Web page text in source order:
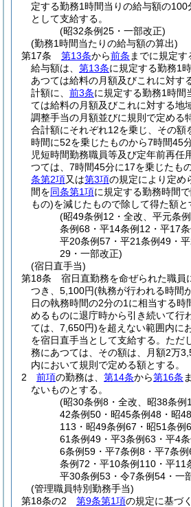
定する勤務1時間当りの給与額の100
として支給する。
(昭32条例25・一部改正)
(勤務1時間当たりの給与額の算出)
第17条
第13条から前条 までに規定
給与額は、 第13条に規定する勤務1
あつては給料の月額及びこれに対す
計額に、 前3条に規定する勤務1時間
ては給料の月額及びこれに対する地
調整手当の月額並びに規則で定める
合計額にそれぞれ12を乗じ、その額
時間に52を乗じたものから7時間45
児短時間勤務職員等及び定年前再任
つては、7時間45分に17を乗じたもの
条第2項又は第3項の規定により定め
間を同条第1項に規定する勤務時間
もの)を減じたもので除して得た額と
(昭49条例12・全改、平元条
条例68・平14条例12・平17
平20条例57・平21条例49・
29・一部改正)
(宿日直手当)
第18条
宿日直勤務を命ぜられた職員
つき、5,100円(執務が行われる時間
日の執務時間の2分の1に相当する時
めるものに退庁時から引き続いて行
ては、7,650円)を超えない範囲内に
を宿日直手当として支給する。 ただ
務にあつては、その額は、月額2万
内において規則で定める額とする。
2
前項の勤務は、 第14条から第16条
ないものとする。
(昭30条例8・全改、昭38条例
42条例50・昭45条例48・昭
113・昭49条例67・昭51条例
61条例49・平3条例63・平4
6条例59・平7条例8・平7条
条例72・平10条例110・平11
平30条例53・令7条例54・一
(管理職員特別勤務手当)
第18条の2
第9条第1項の規定に基づ